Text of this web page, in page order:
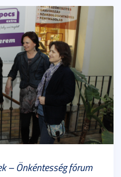
– Önkéntesség fórum